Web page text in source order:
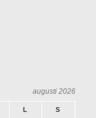
augusti 2026
L S